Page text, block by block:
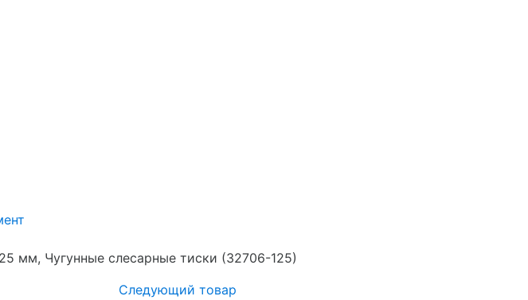
мм, Чугунные слесарные тиски (32706-125)
Следующий товар